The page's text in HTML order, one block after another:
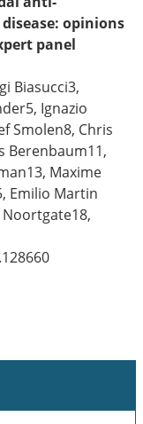
opinions
panel
Biasucci3,
Ignazio
Smolen8, Chris
Berenbaum11,
Maxime
Emilio Martin
Noortgate18,